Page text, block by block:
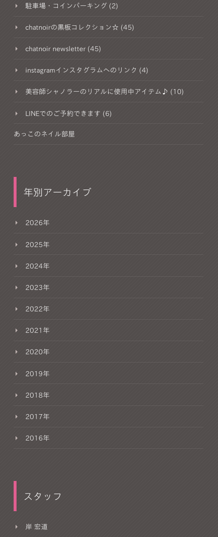
駐車場・コインパーキング (2)
chatnoirの黒板コレクション☆ (45)
chatnoir newsletter (45)
instagramインスタグラムへのリンク (4)
美容師シャノラーのリアルに使用中アイテム♪ (10)
LINEでのご予約できます (6)
あっこのネイル部屋
年別アーカイブ
2026年
2025年
2024年
2023年
2022年
2021年
2020年
2019年
2018年
2017年
2016年
スタッフ
岸 宏道